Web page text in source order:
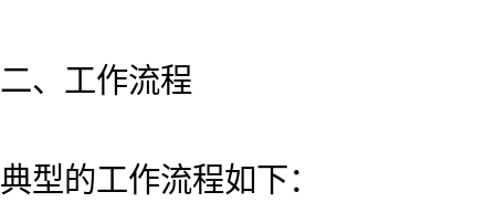
二、工作流程
典型的工作流程如下：